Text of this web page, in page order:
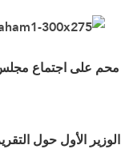
على اجتماع مجلس
الأول حول